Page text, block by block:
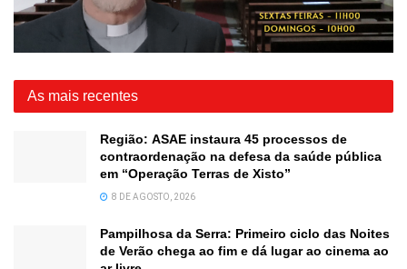
As mais recentes
Região: ASAE instaura 45 processos de
contraordenação na defesa da saúde pública
em “Operação Terras de Xisto”
8 DE AGOSTO, 2026
Pampilhosa da Serra: Primeiro ciclo das Noites
de Verão chega ao fim e dá lugar ao cinema ao